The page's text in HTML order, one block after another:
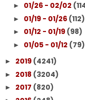
► 01/26 - 02/02
► 01/19 - 01/26 (112)
► 01/12 - 01/19 (98)
► 01/05 - 01/12 (79)
► 2019 (4241)
► 2018 (3204)
► 2017 (820)